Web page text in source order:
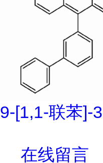
9-[1,1-联苯]-
在线留言